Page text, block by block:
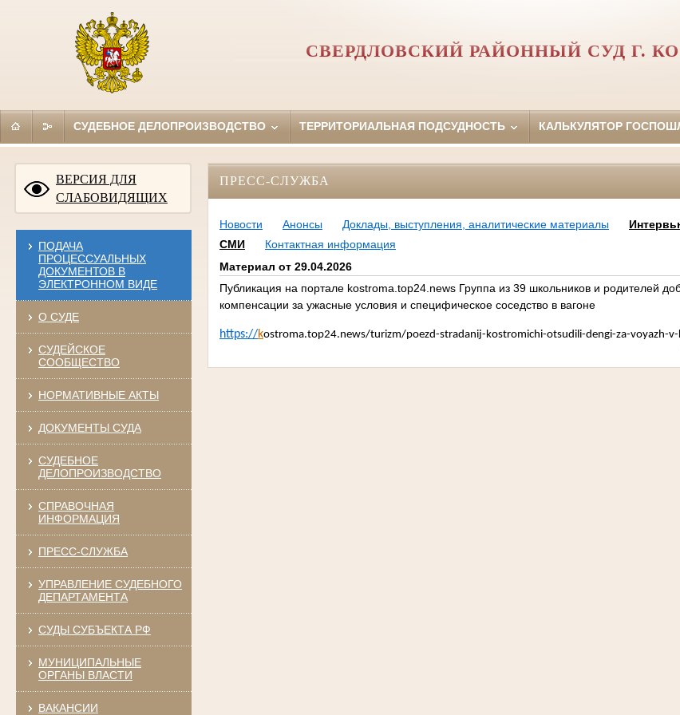
СВЕРДЛОВСКИЙ РАЙОННЫЙ СУД Г.
СУДЕБНОЕ ДЕЛОПРОИЗВОДСТВО ТЕРРИТОРИАЛЬНАЯ ПОДСУДНОСТЬ КАЛЬКУЛЯТОР
ВЕРСИЯ ДЛЯ
СЛАБОВИДЯЩИХ
ПОДАЧА
ПРОЦЕССУАЛЬНЫХ
ДОКУМЕНТОВ В
ЭЛЕКТРОННОМ ВИДЕ
О СУДЕ
СУДЕЙСКОЕ
СООБЩЕСТВО
НОРМАТИВНЫЕ АКТЫ
ДОКУМЕНТЫ СУДА
СУДЕБНОЕ
ДЕЛОПРОИЗВОДСТВО
СПРАВОЧНАЯ
ИНФОРМАЦИЯ
ПРЕСС-СЛУЖБА
УПРАВЛЕНИЕ СУДЕБНОГО
ДЕПАРТАМЕНТА
СУДЫ СУБЪЕКТА РФ
МУНИЦИПАЛЬНЫЕ
ОРГАНЫ ВЛАСТИ
ВАКАНСИИ
ПРЕСС-СЛУЖБА
Новости Анонсы Доклады, выступления, аналитические материалы
СМИ
Контактная информация
Материал от 29.04.2026
Публикация на портале kostroma.top24.news Группа из 39 школьников и родителей
компенсации за ужасные условия и специфическое соседство в вагоне
https://kostroma.top24.news/turizm/poezd-stradanij-kostromichi-otsudili-dengi-za-voyazh-